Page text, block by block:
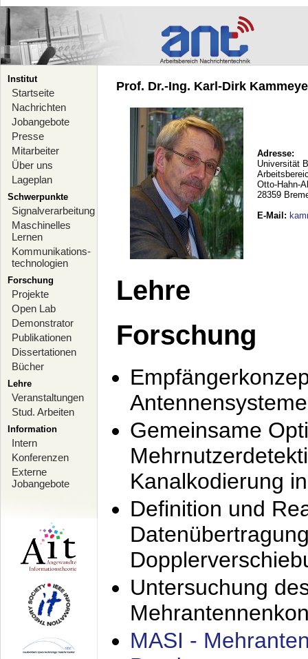
Institut
Startseite
Nachrichten
Jobangebote
Presse
Mitarbeiter
Über uns
Lageplan
Schwerpunkte
Signalverarbeitung
Maschinelles
Lernen
Kommunikations-
technologien
Forschung
Projekte
Open Lab
Demonstrator
Publikationen
Dissertationen
Bücher
Lehre
Veranstaltungen
Stud. Arbeiten
Information
Intern
Konferenzen
Externe
Jobangebote
Prof. Dr.-Ing. Karl-Dirk
Adresse:
Universität
Otto-Hahn-
28359
E-Mail :
Lehre
Forschung
Antennensysteme
Gemeinsame
Kanalkodierung
Definition und
Untersuchung
MASI -